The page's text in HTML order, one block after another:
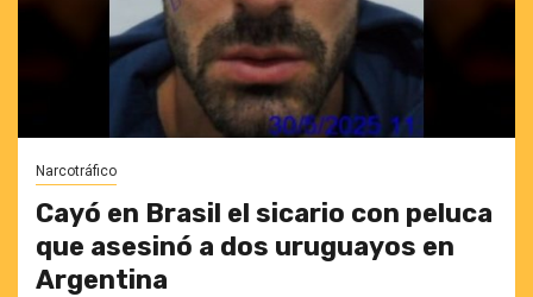
Narcotráfico
Cayó en Brasil el sicario con peluca
que asesinó a dos uruguayos en
Argentina